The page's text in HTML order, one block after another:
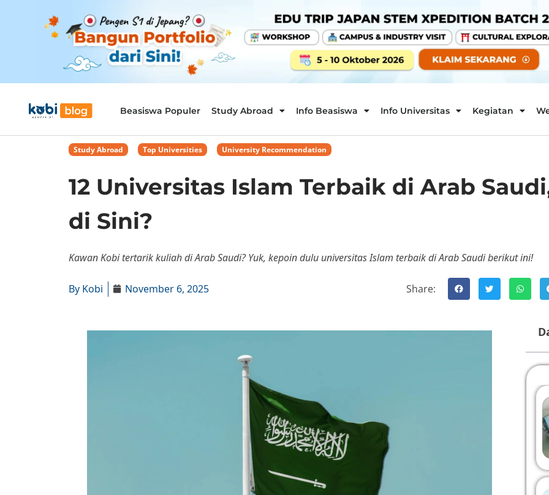
Beasiswa Populer Study Abroad Info Beasiswa Info Universitas Kegiatan
Study Abroad Top Universities University Recommendation
12 Universitas Islam Terbaik di Arab
di Sini?
Kawan Kobi tertarik kuliah di Arab Saudi? Yuk, kepoin dulu universitas Islam terbaik di Arab Saudi berikut ini!
By Kobi November 6, 2025 Share: